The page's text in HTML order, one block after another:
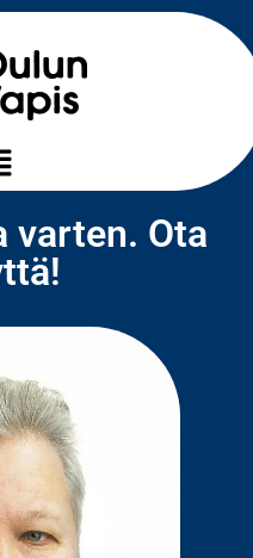
varten. Ota